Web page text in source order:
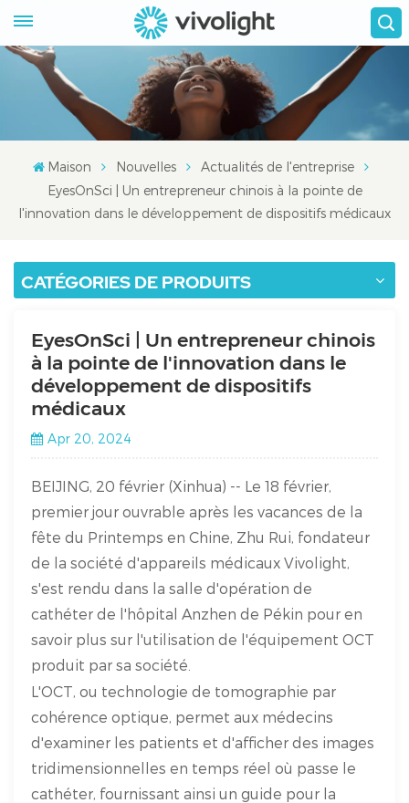
Maison Nouvelles
Actualités de l'entreprise
EyesOnSci | Un entrepreneur chinois à la pointe de
l'innovation dans le développement de dispositifs médicaux
CATÉGORIES DE PRODUITS
EyesOnSci | Un entrepreneur chinois
à la pointe de l'innovation dans le
développement de dispositifs
médicaux
Apr 20, 2024
BEIJING, 20 février (Xinhua) -- Le 18 février,
premier jour ouvrable après les vacances de la
fête du Printemps en Chine, Zhu Rui, fondateur
de la société d'appareils médicaux Vivolight,
s'est rendu dans la salle d'opération de
cathéter de l'hôpital Anzhen de Pékin pour en
savoir plus sur l'utilisation de l'équipement OCT
produit par sa société.
L'OCT, ou technologie de tomographie par
cohérence optique, permet aux médecins
d'examiner les patients et d'afficher des images
tridimensionnelles en temps réel où passe le
cathéter, fournissant ainsi un guide pour la